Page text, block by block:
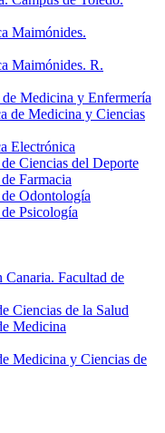
Maimónides.
Maimónides. R.
Medicina y Enfermería
de Medicina y Ciencias
Electrónica
Ciencias del Deporte
Farmacia
Odontología
Psicología
Canaria. Facultad de
Ciencias de la Salud
Medicina
Medicina y Ciencias de